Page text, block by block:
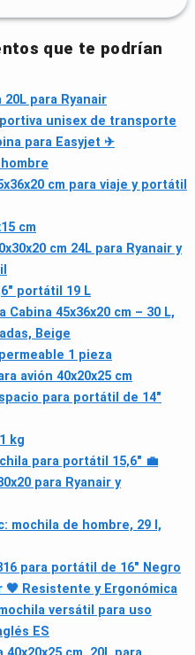
que te podrían
20L para Ryanair
unisex de transporte
para Easyjet ✈
cm para viaje y portátil
cm
cm 24L para Ryanair y
portátil 19 L
Cabina 45x36x20 cm – 30 L,
Beige
1 pieza
avión 40x20x25 cm
para portátil de 14"
kg
para portátil 15,6" 💼
para Ryanair y
mochila de hombre, 29 l,
para portátil de 16" Negro
🧡 Resistente y Ergonómica
versátil para uso
ES